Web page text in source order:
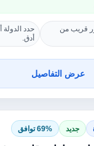
قريب من
حدد الدولة
أدق.
عرض التفاصيل
جديد 69% توافق